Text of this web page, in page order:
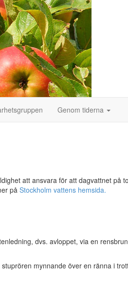
Genom tiderna
att ansvara för att dagvattnet på
på Stockholm vattens hemsida.
dvs. avloppet, via en
mynnande över en ränna i